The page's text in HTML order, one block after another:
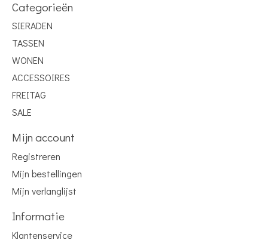
Categorieën
SIERADEN
TASSEN
WONEN
ACCESSOIRES
FREITAG
SALE
Mijn account
Registreren
Mijn bestellingen
Mijn verlanglijst
Informatie
Klantenservice